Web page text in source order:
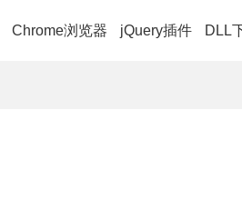
Chrome浏览器 jQuery插件 DLL